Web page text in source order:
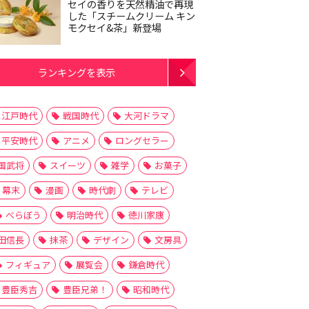
セイの香りを天然精油で再現
した「スチームクリーム キン
モクセイ&茶」新登場
ランキングを表示
江戸時代 戦国時代
大河ドラマ
平安時代
アニメ
ロングセラー
武将
スイーツ 雑学
お菓子
幕末
漫画 時代劇
テレビ
べらぼう
明治時代
徳川家康
信長
抹茶 デザイン
文房具
フィギュア
展覧会
鎌倉時代
豊臣秀吉
豊臣兄弟！
昭和時代